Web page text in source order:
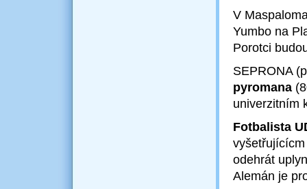
V
Yumbo na
Porotci
SEPRONA
pyromana
univerzitním
Fotbalista
odehrát
Alemán je